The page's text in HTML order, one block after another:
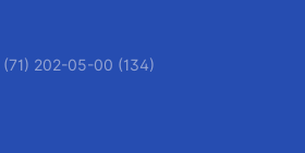
202-05-00 (134)